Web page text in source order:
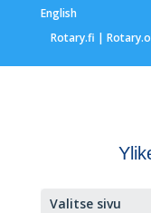
English
Rotary.fi |
Valitse sivu